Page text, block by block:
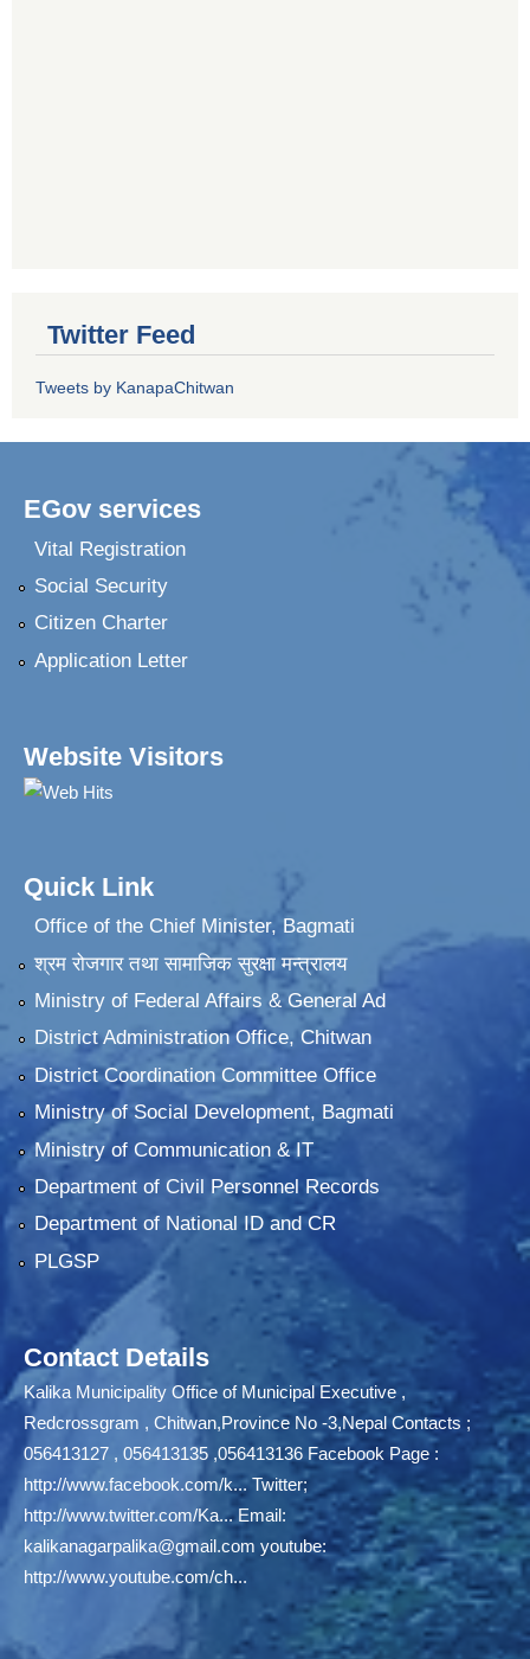
Twitter Feed
Tweets by KanapaChitwan
EGov services
Vital Registration
Social Security
Citizen Charter
Application Letter
Website Visitors
Quick Link
Office of the Chief Minister, Bagmati
श्रम रोजगार तथा सामाजिक सुरक्षा मन्त्रालय
Ministry of Federal Affairs & General Ad
District Administration Office, Chitwan
District Coordination Committee Office
Ministry of Social Development, Bagmati
Ministry of Communication & IT
Department of Civil Personnel Records
Department of National ID and CR
PLGSP
Contact Details
Kalika Municipality Office of Municipal Executive ,
Redcrossgram , Chitwan,Province No -3,Nepal Contacts ;
056413127 , 056413135 ,056413136 Facebook Page :
http://www.facebook.com/k...Twitter;
http://www.twitter.com/Ka...Email:
kalikanagarpalika@gmail.com youtube:
http://www.youtube.com/ch...